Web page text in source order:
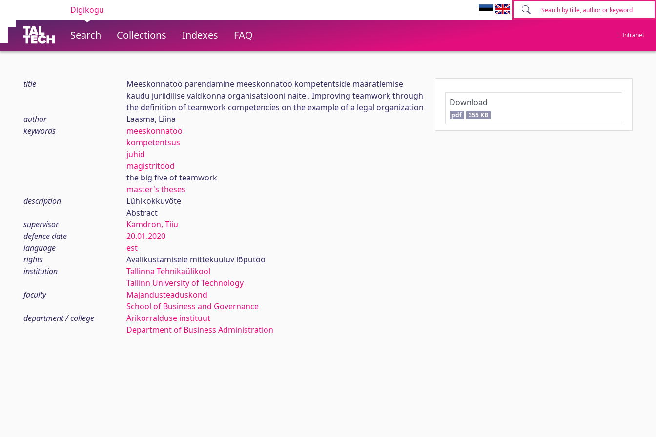
Digikogu
Search Collections Indexes FAQ Intranet
title
Meeskonnatöö parendamine meeskonnatöö kompetentside määratlemise
kaudu juriidilise valdkonna organisatsiooni näitel. Improving teamwork through
the definition of teamwork competencies on the example of a legal organization
author
Laasma, Liina
keywords
meeskonnatöö
kompetentsus
juhid
magistritööd
the big five of teamwork
master's theses
description
Lühikokkuvõte
Abstract
supervisor
Kamdron, Tiiu
defence date
20.01.2020
language
est
rights
Avalikustamisele mittekuuluv lõputöö
institution
Tallinna Tehnikaülikool
Tallinn University of Technology
faculty
Majandusteaduskond
School of Business and Governance
department / college
Ärikorralduse instituut
Department of Business Administration
Download
pdf 355 KB